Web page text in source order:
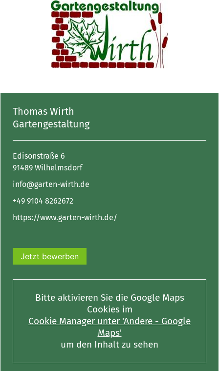
Thomas Wirth
Gartengestaltung
Edisonstraße 6
91489 Wilhelmsdorf
info@garten-wirth.de
+49 9104 8262672
https://www.garten-wirth.de/
Jetzt bewerben
Bitte aktivieren Sie die Google Maps
Cookies im
Cookie Manager unter 'Andere - Google
Maps'
um den Inhalt zu sehen